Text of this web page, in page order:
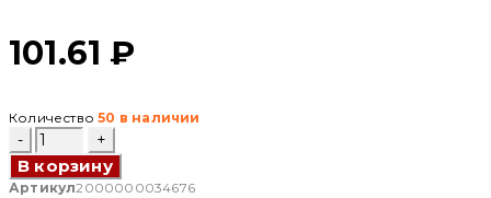
101.61₽
Количество 50 в наличии
Количество
товара
Клеммная
колодка
В корзину
Артикул2000000034676